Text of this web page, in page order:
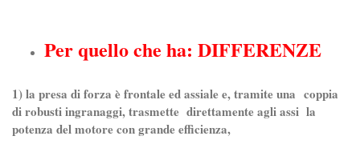
Per quello che ha: DIFFERENZE
1) la presa di forza è frontale ed assiale e, tramite una coppia
di robusti ingranaggi, trasmette direttamente agli assi la
potenza del motore con grande efficienza,